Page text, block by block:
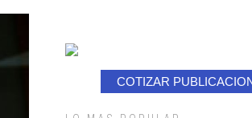
COTIZAR